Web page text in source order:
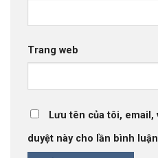
Trang web
Lưu tên của tôi,
duyệt này cho lần bình